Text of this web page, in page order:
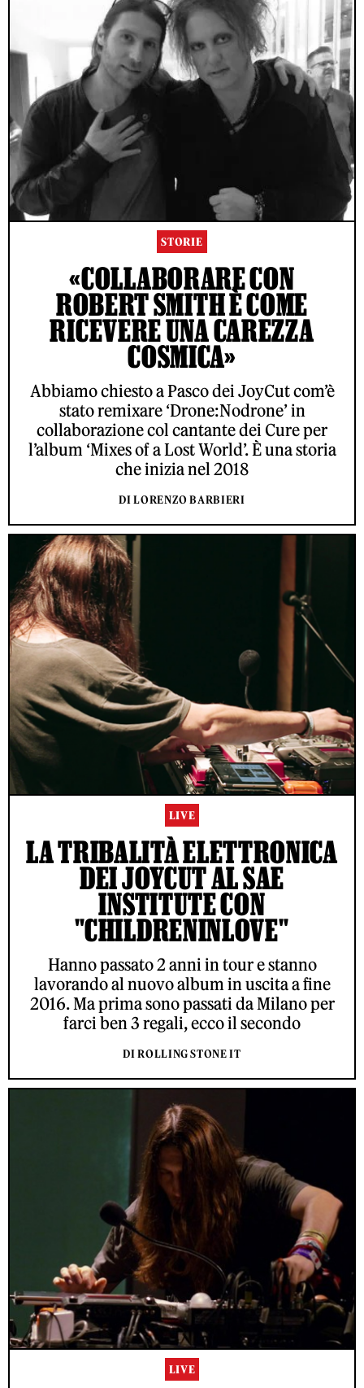
STORIE
«COLLABORARE CON
ROBERT SMITH È COME
RICEVERE UNA CAREZZA
COSMICA»
Abbiamo chiesto a Pasco dei JoyCut com’è
stato remixare ‘Drone:Nodrone’ in
collaborazione col cantante dei Cure per
l’album ‘Mixes of a Lost World’. È una storia
che inizia nel 2018
DI LORENZO BARBIERI
LIVE
LA TRIBALITÀ ELETTRONICA
DEI JOYCUT AL SAE
INSTITUTE CON
"CHILDRENINLOVE"
Hanno passato 2 anni in tour e stanno
lavorando al nuovo album in uscita a fine
2016. Ma prima sono passati da Milano per
farci ben 3 regali, ecco il secondo
DI ROLLING STONE IT
LIVE